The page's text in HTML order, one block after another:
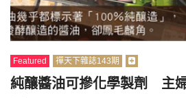
Featured 禪天下雜誌143期
純釀醬油可摻化學製劑 主